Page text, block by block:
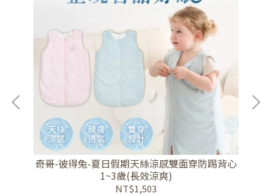
奇哥-彼得兔-夏日假期天絲涼感雙面穿防踢背心
1~3歲(長效涼爽)
NT$1,503